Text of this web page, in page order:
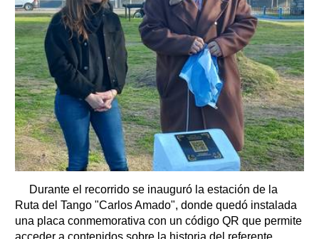
Durante el recorrido se inauguró la estación de la
Ruta del Tango "Carlos Amado", donde quedó instalada
una placa conmemorativa con un código QR que permite
acceder a contenidos sobre la historia del referente